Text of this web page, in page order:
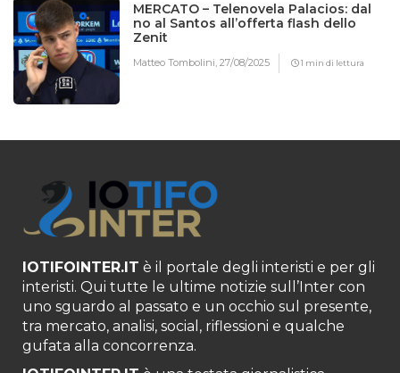
MERCATO – Telenovela Palacios: dal
no al Santos all’offerta flash dello
Zenit
Matteo Tombolini,27/08/2025 1 min di lettura
IOTIFOINTER.IT è il portale degli interisti e per gli
interisti. Qui tutte le ultime notizie sull’Inter con
uno sguardo al passato e un occhio sul presente,
tra mercato, analisi, social, riflessioni e qualche
gufata alla concorrenza.